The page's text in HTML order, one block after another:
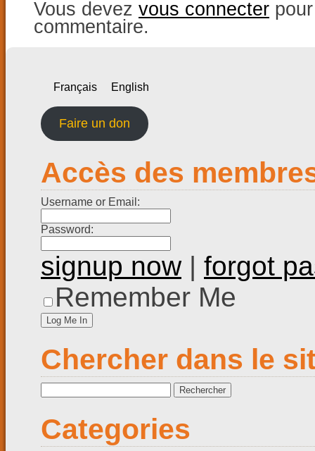
Vous devez vous connecter
commentaire.
Français English
Faire un don
Accès des
Username or Email:
Password:
signup now| forgot
Remember Me
Chercher dans le
Categories